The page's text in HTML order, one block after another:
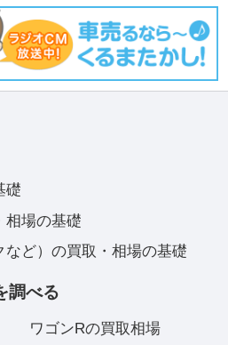
礎
相場の基礎
ど）の買取・相場の基礎
調べる
ワゴンRの買取相場